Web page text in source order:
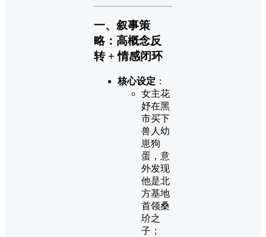
一、叙事策
略：高概念反
转 + 情感闭环
核心设定 ：
女主花
妤在黑
市买下
兽人幼
崽狗
蛋，意
外发现
他是北
方基地
首领桑
玠之
子；